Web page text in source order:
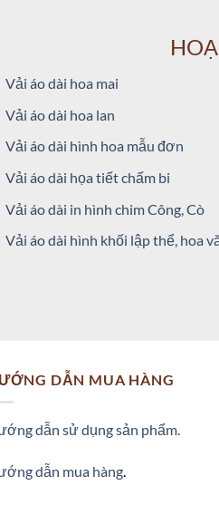
vải áo dài
Vải áo dài hoa mai
Vải áo dài hoa lan
Vải áo dài hình hoa mẫu đơn
Vải áo dài họa tiết chấm bi
Vải áo dài in hình chim Công, Cò
Vải áo dài hình khối lập thể, hoa
DẪN MUA HÀNG
dẫn sử dụng sản phẩm.
dẫn mua hàng